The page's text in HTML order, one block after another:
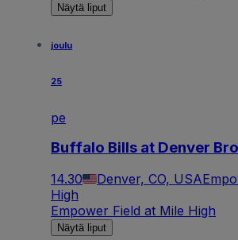
Näytä liput
joulu
25
pe
Buffalo Bills at Denver
14.30 Denver, CO, USA
High
Empower Field at Mile High
Näytä liput